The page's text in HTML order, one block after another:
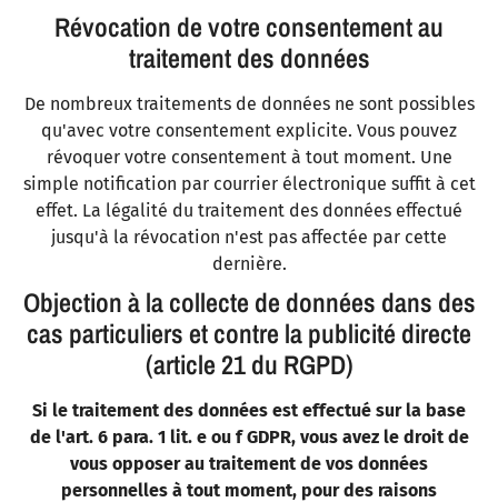
Révocation de votre consentement au
traitement des données
De nombreux traitements de données ne sont possibles
qu'avec votre consentement explicite. Vous pouvez
révoquer votre consentement à tout moment. Une
simple notification par courrier électronique suffit à cet
effet. La légalité du traitement des données effectué
jusqu'à la révocation n'est pas affectée par cette
dernière.
Objection à la collecte de données dans des
cas particuliers et contre la publicité directe
(article 21 du RGPD)
Si le traitement des données est effectué sur la base
de l'art. 6 para. 1 lit. e ou f GDPR, vous avez le droit de
vous opposer au traitement de vos données
personnelles à tout moment, pour des raisons